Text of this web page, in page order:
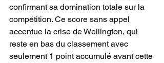
confirmant sa domination totale sur la
compétition. Ce score sans appel
accentue la crise de Wellington, qui
reste en bas du classement avec
seulement 1 point accumulé avant cette